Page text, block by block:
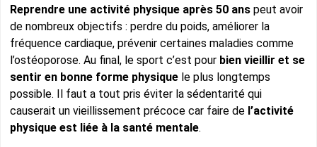
Reprendre une activité physique après 50 ans peut avoir
de nombreux objectifs : perdre du poids, améliorer la
fréquence cardiaque, prévenir certaines maladies comme
l’ostéoporose. Au final, le sport c’est pour bien vieillir et se
sentir en bonne forme physique le plus longtemps
possible. Il faut a tout pris éviter la sédentarité qui
causerait un vieillissement précoce car faire de l’activité
physique est liée à la santé mentale.